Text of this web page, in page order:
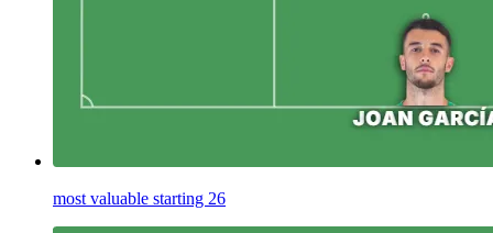
most valuable starting 26